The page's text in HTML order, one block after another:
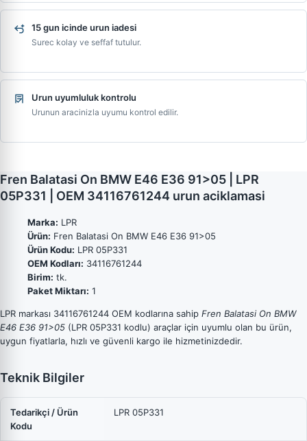
15 gun icinde urun iadesi
Surec kolay ve seffaf tutulur.
Urun uyumluluk kontrolu
Urunun aracinizla uyumu kontrol edilir.
Fren Balatasi On BMW E46 E36 91>05 | LPR
05P331 | OEM 34116761244 urun aciklamasi
Marka: LPR
Ürün: Fren Balatasi On BMW E46 E36 91>05
Ürün Kodu: LPR 05P331
OEM Kodları: 34116761244
Birim: tk.
Paket Miktarı: 1
LPR markası 34116761244 OEM kodlarına sahip Fren Balatasi On BMW
E46 E36 91>05 (LPR 05P331 kodlu) araçlar için uyumlu olan bu ürün,
uygun fiyatlarla, hızlı ve güvenli kargo ile hizmetinizdedir.
Teknik Bilgiler
Tedarikçi / Ürün
Kodu
LPR 05P331